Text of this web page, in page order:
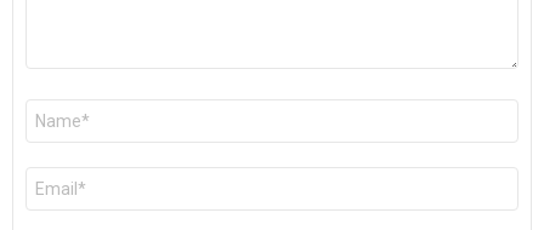
Nom
E-
mail
*